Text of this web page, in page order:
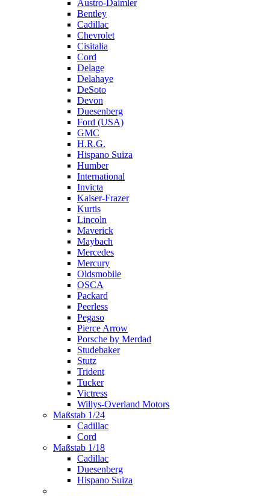
Austro-Daimler
Bentley
Cadillac
Chevrolet
Cisitalia
Cord
Delage
Delahaye
DeSoto
Devon
Duesenberg
Ford (USA)
GMC
H.R.G.
Hispano Suiza
Humber
International
Invicta
Kaiser-Frazer
Kurtis
Lincoln
Maverick
Maybach
Mercedes
Mercury
Oldsmobile
OSCA
Packard
Peerless
Pegaso
Pierce Arrow
Porsche by Merdad
Studebaker
Stutz
Trident
Tucker
Victress
Willys-Overland Motors
Maßstab 1/24
Cadillac
Cord
Maßstab 1/18
Cadillac
Duesenberg
Hispano Suiza